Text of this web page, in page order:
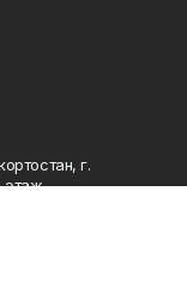
г.
этаж.